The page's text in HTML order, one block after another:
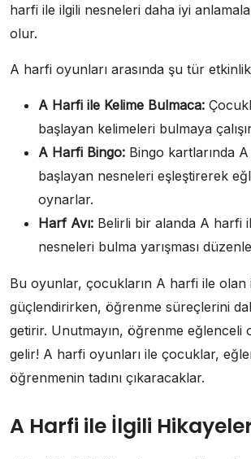
harfi ile ilgili nesneleri daha iyi
olur.
A harfi oyunları arasında şu tür
A Harfi ile Kelime Bulmaca:
başlayan kelimeleri bulmaya
A Harfi Bingo: Bingo kartlarında
başlayan nesneleri eşleştirerek
oynarlar.
Harf Avı: Belirli bir alanda A harfi
nesneleri bulma yarışması
Bu oyunlar, çocukların A harfi ile olan
güçlendirirken, öğrenme süreçlerini
getirir. Unutmayın, öğrenme eğlenceli
gelir! A harfi oyunları ile çocuklar,
öğrenmenin tadını çıkaracaklar.
A Harfi ile İlgili